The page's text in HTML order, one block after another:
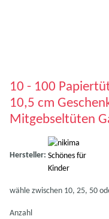
10 - 100
10,5 cm
Mitgebseltüten
Hersteller:
wähle zwischen 10, 25, 50
Anzahl